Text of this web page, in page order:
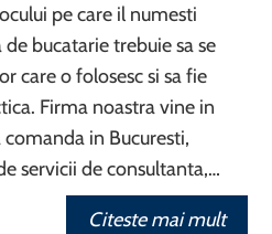
pe care il numesti
bucatarie trebuie sa se
care o folosesc si sa fie
Firma noastra vine in
in Bucuresti,
servicii de consultanta,…
Citeste mai mult